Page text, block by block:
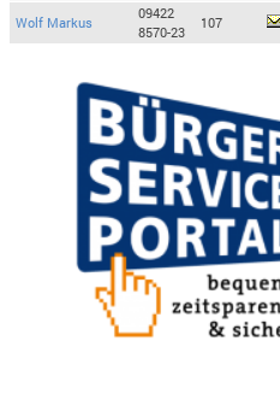
Wolf Markus
09422
8570-23
107